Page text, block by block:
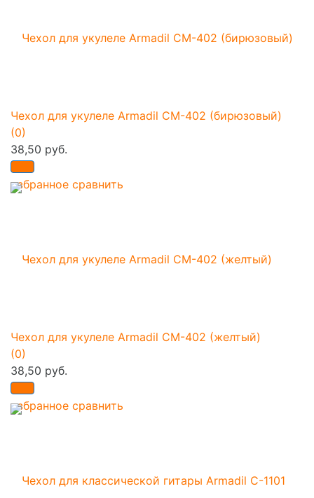
избранное сравнить
Чехол для укулеле Armadil CM-402 (бирюзовый)
(0)
38,50 руб.
избранное сравнить
Чехол для укулеле Armadil CM-402 (желтый)
(0)
38,50 руб.